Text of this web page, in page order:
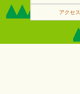
アクセス